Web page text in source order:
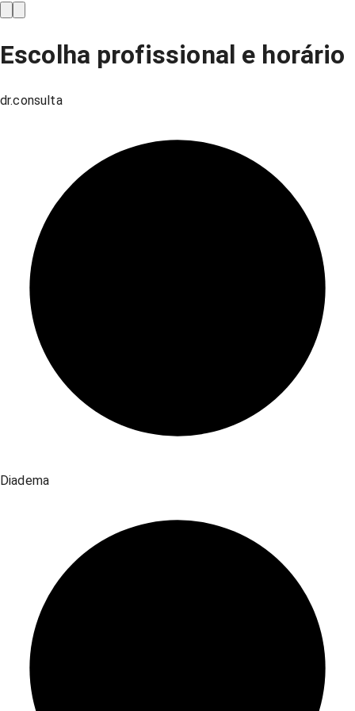
Escolha profissional e horário
dr.consulta
Diadema